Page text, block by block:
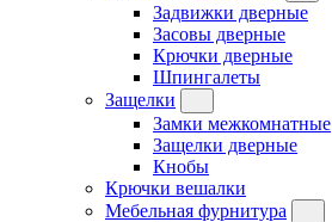
Задвижки дверные
Засовы дверные
Крючки дверные
Шпингалеты
Защелки
Замки межкомнатные
Защелки дверные
Кнобы
Крючки вешалки
Мебельная фурнитура